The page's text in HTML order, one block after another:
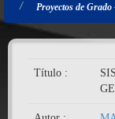
Proyectos de
Título :